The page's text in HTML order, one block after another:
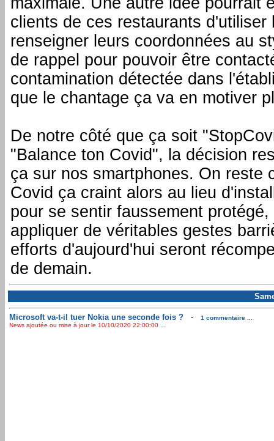
clients de ces restaurants d'utiliser
renseigner leurs coordonnées au
de rappel pour pouvoir être
contamination détectée dans
que le chantage ça va en motiver
De notre côté que ça soit
"Balance ton Covid", la décision
ça sur nos smartphones. On reste
Covid ça craint alors au lieu
pour se sentir faussement
appliquer de véritables gestes
efforts d'aujourd'hui seront
de demain.
Microsoft va-t-il tuer Nokia une seconde fois ? -
1 commentaire ...
News ajoutée ou mise à jour le 10/10/2020 22:00:00 ...